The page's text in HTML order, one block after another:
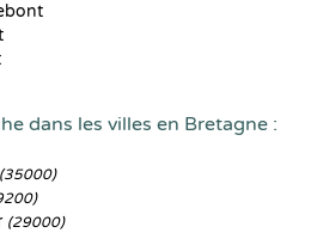
dans les villes en Bretagne :
(35000)
(29000)